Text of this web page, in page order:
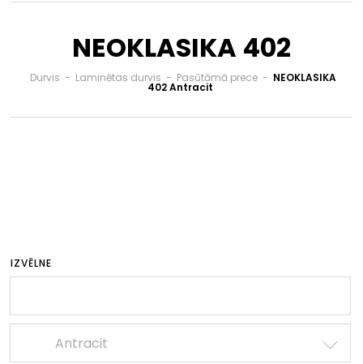
NEOKLASIKA 402
Durvis - Laminētas durvis - Pasūtāmā prece - NEOKLASIKA
402 Antracit
IZVĒLNE
Antracit